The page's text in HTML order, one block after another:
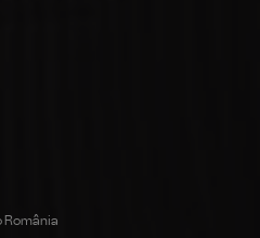
România